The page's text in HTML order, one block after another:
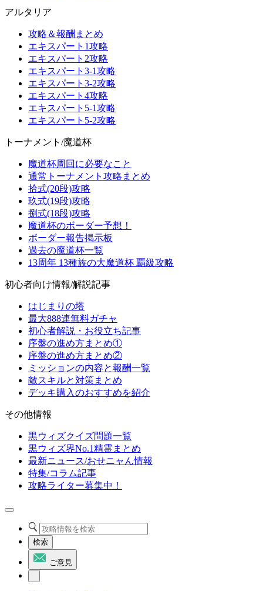
アルタリア
攻略＆報酬まとめ
エキスパート1攻略
エキスパート2攻略
エキスパート3-1攻略
エキスパート3-2攻略
エキスパート4攻略
エキスパート5-1攻略
エキスパート5-2攻略
トーナメント/魔道杯
魔道杯周回に必要なこと
通常トーナメント攻略まとめ
拾式(20段)攻略
玖式(19段)攻略
捌式(18段)攻略
魔道杯のボーダー予想！
ボーダー報告掲示板
過去の魔道杯一覧
13周年 13種族の大魔道杯 覇級攻略
初心者向け情報/解説記事
はじまりの塔
最大888連無料ガチャ
初心者解説・お役立ち記事
序盤の進め方まとめ①
序盤の進め方まとめ②
ミッションの内容と報酬一覧
敵スキルと対策まとめ
デッキ購入のおすすめを紹介
その他情報
黒ウィズクイズ問題一覧
黒ウィズ界No.1精霊まとめ
最新ニュース/おせニャん情報
特集/コラム記事
攻略ライター募集中！
検索
ご意見